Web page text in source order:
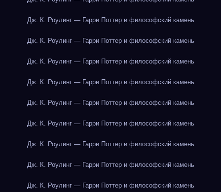
Дж. К. Роулинг — Гарри Поттер и философский камень
Дж. К. Роулинг — Гарри Поттер и философский камень
Дж. К. Роулинг — Гарри Поттер и философский камень
Дж. К. Роулинг — Гарри Поттер и философский камень
Дж. К. Роулинг — Гарри Поттер и философский камень
Дж. К. Роулинг — Гарри Поттер и философский камень
Дж. К. Роулинг — Гарри Поттер и философский камень
Дж. К. Роулинг — Гарри Поттер и философский камень
Дж. К. Роулинг — Гарри Поттер и философский камень